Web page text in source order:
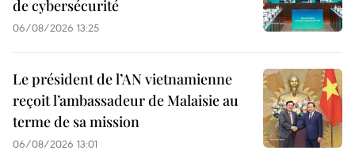
de cybersécurité
06/08/2026 13:25
Le président de l’AN vietnamienne
reçoit l’ambassadeur de Malaisie au
terme de sa mission
06/08/2026 13:01